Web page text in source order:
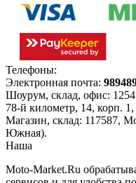
Телефоны:
Электронная почта:
Шоурум, склад, офис:
78-й километр, 14, корп.
Магазин, склад: 117587,
Южная).
Наша
Moto-Market.Ru